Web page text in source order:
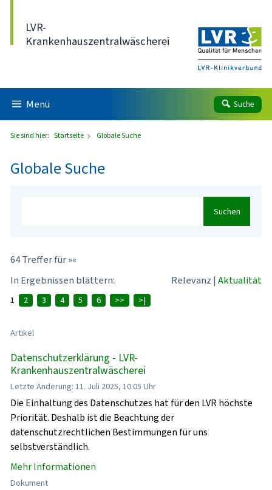
LVR-
Krankenhauszentralwäscherei
Menü Suche
Sie sind hier: Startseite Globale Suche
Globale Suche
Suchen
64 Treffer für »«
In Ergebnissen blättern:
Relevanz | Aktualität
1 2 3 4 5 6 >> >|
Artikel
Datenschutzerklärung - LVR-
Krankenhauszentralwäscherei
Letzte Änderung: 11. Juli 2025, 10:05 Uhr
Die Einhaltung des Datenschutzes hat für den LVR höchste
Priorität. Deshalb ist die Beachtung der
datenschutzrechtlichen Bestimmungen für uns
selbstverständlich.
Mehr Informationen
Dokument